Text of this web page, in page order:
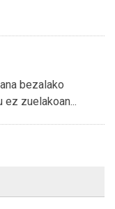
bezalako
ez zuelakoan...